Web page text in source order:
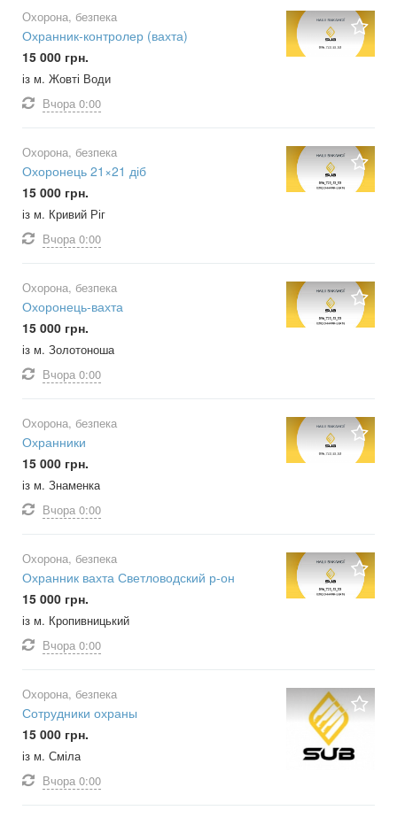
Охорона, безпека
Охранник-контролер (вахта)
15 000 грн.
із м. Жовті Води
Вчора 0:00
Охорона, безпека
Охоронець 21×21 діб
15 000 грн.
із м. Кривий Ріг
Вчора 0:00
Охорона, безпека
Охоронець-вахта
15 000 грн.
із м. Золотоноша
Вчора 0:00
Охорона, безпека
Охранники
15 000 грн.
із м. Знаменка
Вчора 0:00
Охорона, безпека
Охранник вахта Светловодский р-он
15 000 грн.
із м. Кропивницький
Вчора 0:00
Охорона, безпека
Сотрудники охраны
15 000 грн.
із м. Сміла
Вчора 0:00